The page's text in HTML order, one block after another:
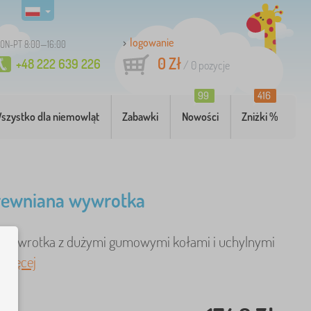
PT 8:00—16:00
+48 222 639 226
logowanie
0 Zł/ 0 pozycje
dla niemowląt Zabawki Nowości
99
Zniżki %
416
wywrotka
z dużymi gumowymi kołami i uchylnymi
więcej